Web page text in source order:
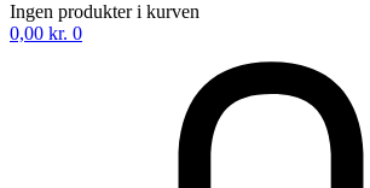
Ingen produkter i kurven
0,00 kr. 0